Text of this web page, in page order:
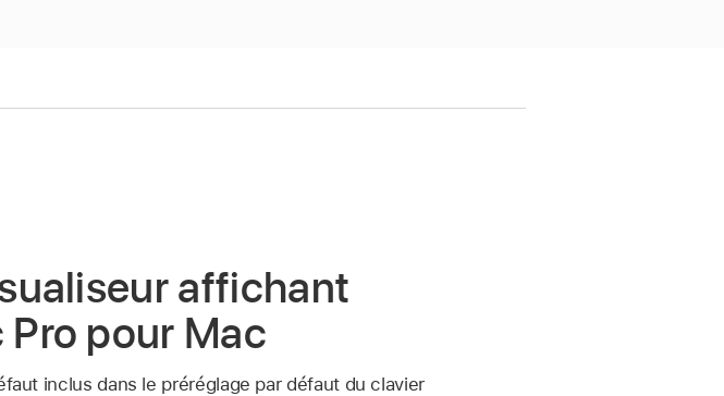
affichant
pour Mac
inclus dans le préréglage par défaut du clavier